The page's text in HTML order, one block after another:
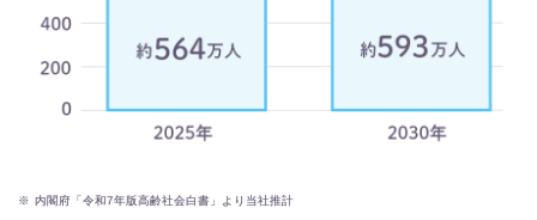
※ 内閣府「令和7年版高齢社会白書」より当社推計